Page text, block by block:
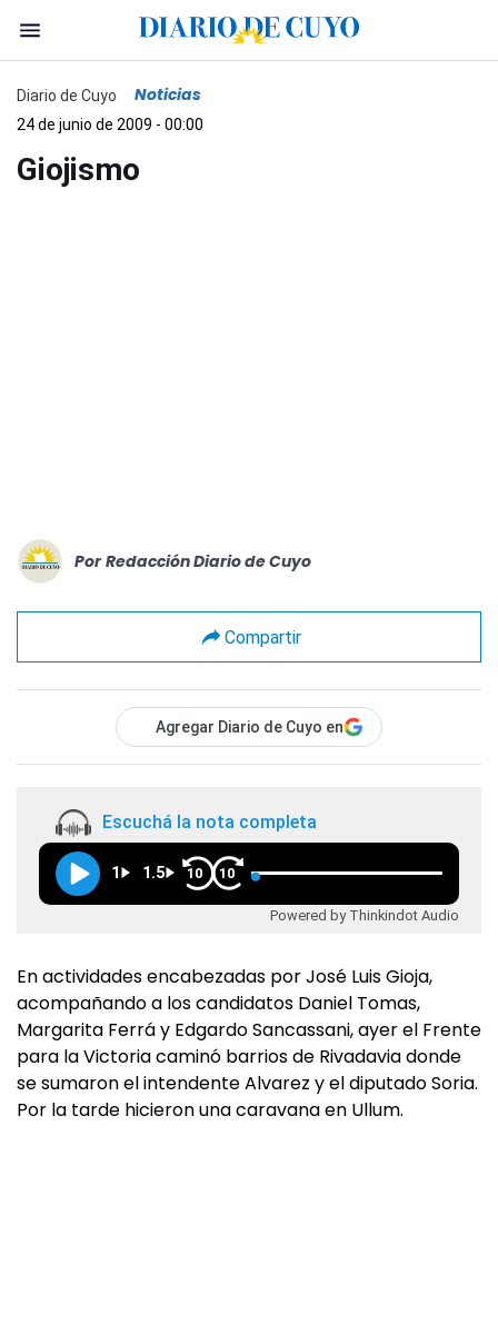
Diario de Cuyo Noticias
24 de junio de 2009 - 00:00
Giojismo
Por Redacción Diario de Cuyo
Compartir
Agregar Diario de Cuyo en
Escuchá la nota completa
1 1.5 10 10
Powered by Thinkindot Audio
En actividades encabezadas por José Luis Gioja,
acompañando a los candidatos Daniel Tomas,
Margarita Ferrá y Edgardo Sancassani, ayer el Frente
para la Victoria caminó barrios de Rivadavia donde
se sumaron el intendente Alvarez y el diputado Soria.
Por la tarde hicieron una caravana en Ullum.